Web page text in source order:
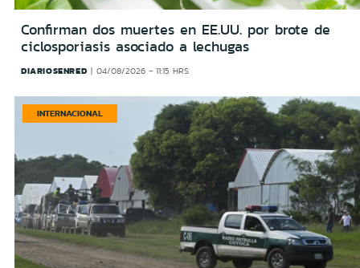
Confirman dos muertes en EE.UU. por brote de
ciclosporiasis asociado a lechugas
DIARIOSENRED 04/08/2026 - 11:15 HRS
INTERNACIONAL